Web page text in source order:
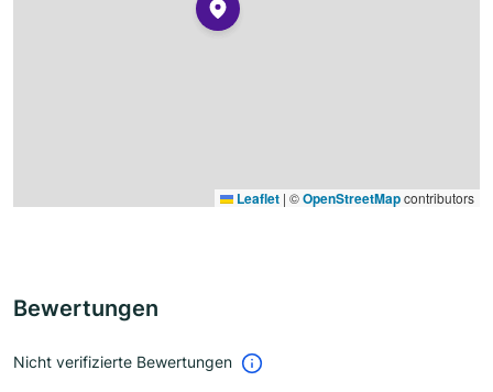
Leaflet | ©OpenStreetMapcontributors
Bewertungen
Nicht verifizierte Bewertungen